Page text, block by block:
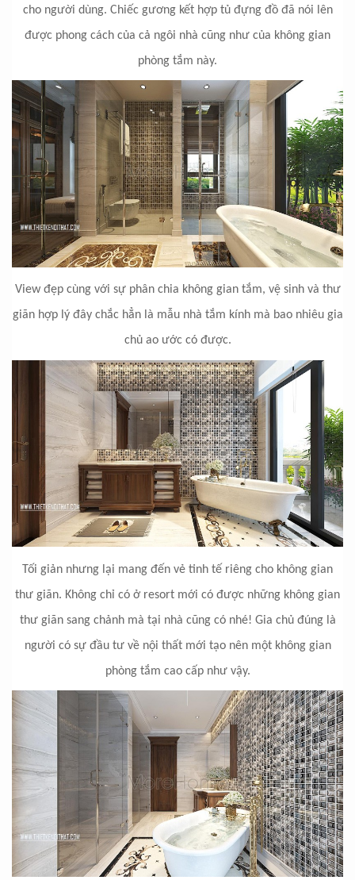
cho người dùng. Chiếc gương kết hợp tủ đựng đồ đã nói lên
được phong cách của cả ngôi nhà cũng như của không gian
phòng tắm này.
View đẹp cùng với sự phân chia không gian tắm, vệ sinh và thư
giãn hợp lý đây chắc hẳn là mẫu nhà tắm kính mà bao nhiêu gia
chủ ao ước có được.
Tối giản nhưng lại mang đến vẻ tinh tế riêng cho không gian
thư giãn. Không chỉ có ở resort mới có được những không gian
thư giãn sang chảnh mà tại nhà cũng có nhé! Gia chủ đúng là
người có sự đầu tư về nội thất mới tạo nên một không gian
phòng tắm cao cấp như vậy.